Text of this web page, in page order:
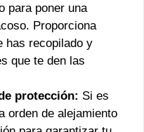
para poner una
Proporciona
has recopilado y
que te den las
protección: Si es
orden de alejamiento